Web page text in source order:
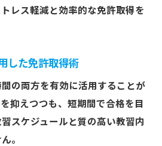
レス軽減と効率的な免許取得を
した免許取得術
の両方を有効に活用することが
抑えつつも、短期間で合格を目
スケジュールと質の高い教習内
。